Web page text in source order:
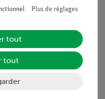
apprennent la relation
et la vitesse.
Plus de réglages
tout
tout